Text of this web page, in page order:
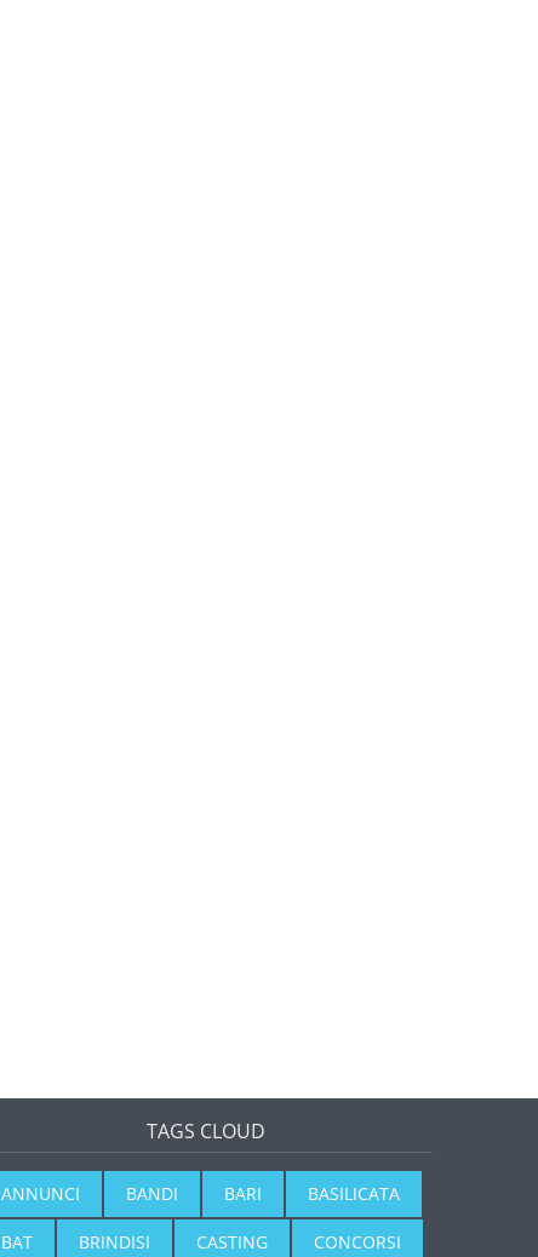
TAGS CLOUD
ANNUNCI BANDI BARI BASILICATA
BAT BRINDISI CASTING CONCORSI